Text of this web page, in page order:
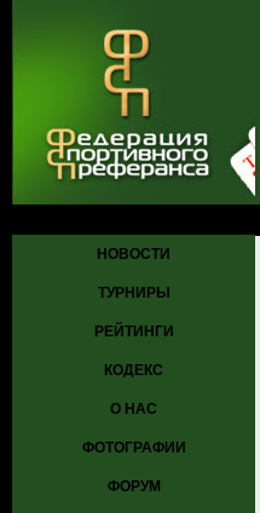
НОВОСТИ
ТУРНИРЫ
РЕЙТИНГИ
КОДЕКС
О НАС
ФОТОГРАФИИ
ФОРУМ